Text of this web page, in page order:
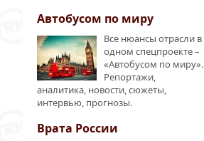
Автобусом по миру
Все нюансы отрасли в
одном спецпроекте –
«Автобусом по миру».
Репортажи,
аналитика, новости, сюжеты,
интервью, прогнозы.
Врата России